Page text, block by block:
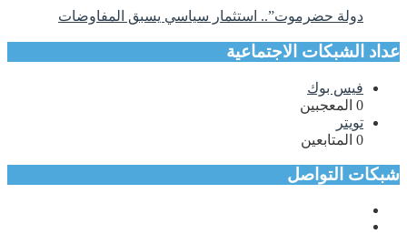
دولة حضرموت”.. استثمار سياسي يسبق المفاوضات
عداد الشبكات الاجتماعية
فيس بوك
0 المعجبين
تويتر
0 المتابعين
شبكات التواصل